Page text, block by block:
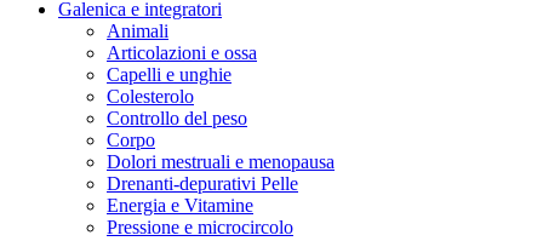
Galenica e integratori
Animali
Articolazioni e ossa
Capelli e unghie
Colesterolo
Controllo del peso
Corpo
Dolori mestruali e menopausa
Drenanti-depurativi Pelle
Energia e Vitamine
Pressione e microcircolo